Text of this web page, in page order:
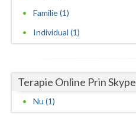
Familie (1)
Individual (1)
Terapie Online Prin Skype
Nu (1)